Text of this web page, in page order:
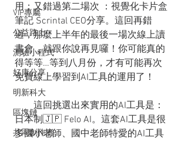
VIP專屬
公益路上
測驗小程式
好康分享
明新科大
區塊鏈
共同創作者
用；又錯過第二場次 ：視覺化卡片盒
筆記 Scrintal CEO分享。這回再錯
過，那麼上半年的最後一場次線上讀
書會，就跟你說再見囉！你可能真的
得等等…等到八月份，才有可能再次
免費線上學習到AI工具的運用了！
這回挑選出來實用的AI工具是：
日本制🇯🇵 Felo AI。這套AI工具是很
多國小老師、國中老師特愛的AI工具